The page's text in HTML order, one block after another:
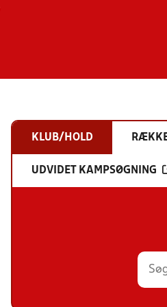
KLUB/HOLD
UDVIDET KAMPSØGNING